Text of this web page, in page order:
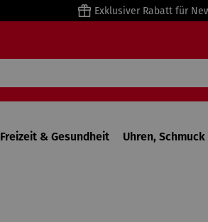
Exklusiver Rabatt für
Freizeit & Gesundheit Uhren,